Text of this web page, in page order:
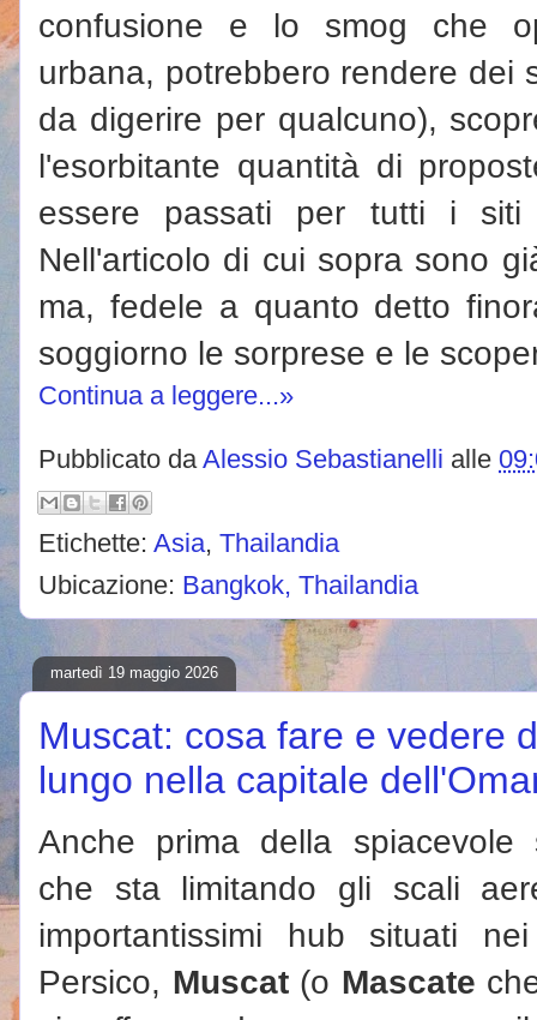
confusione e lo smog che
urbana, potrebbero rendere dei
da digerire per qualcuno),
l'esorbitante quantità di
essere passati per tutti i
Nell'articolo di cui sopra sono
ma, fedele a quanto detto
soggiorno le sorprese e le
Continua a leggere...»
Pubblicato da Alessio Sebastianelli alle
Etichette: Asia, Thailandia
Ubicazione: Bangkok, Thailandia
martedì 19 maggio 2026
Muscat: cosa fare e vedere
lungo nella capitale
Anche prima della spiacevole
che sta limitando gli scali
importantissimi hub situati
Persico, Muscat(o Mascate